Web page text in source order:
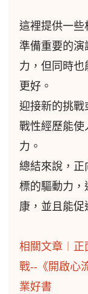
這裡提供一些
準備重要的
力，但同時
更好。
迎接新的挑戰
戰性經歷能使
力。
總結來說，正
標的驅動力，
康，並且能促
相關文章︱正
戰--《開啟心
業好書